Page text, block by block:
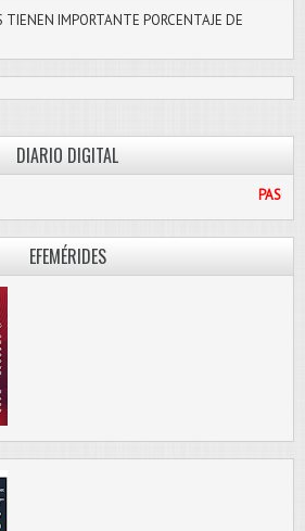
IMPORTANTE PORCENTAJE DE
DIARIO DIGITAL
EFEMÉRIDES